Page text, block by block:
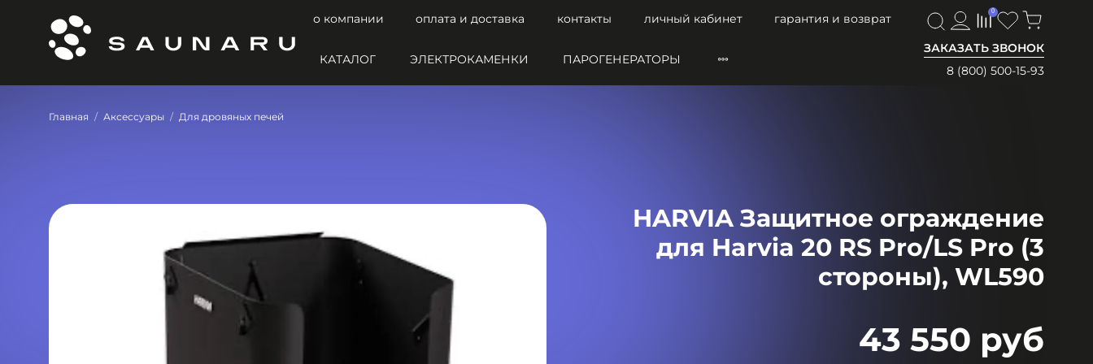
о компании оплата и доставка контакты личный кабинет
гарантия и возврат
ЗАКАЗАТЬ ЗВОНОК
8 (800) 500-15-93
0
КАТАЛОГ ЭЛЕКТРОКАМЕНКИ ПАРОГЕНЕРАТОРЫ
Главная Аксессуары Для дровяных печей
HARVIA Защитное ограждение
для Harvia 20 RS Pro/LS Pro (3
стороны), WL590
43 550 руб